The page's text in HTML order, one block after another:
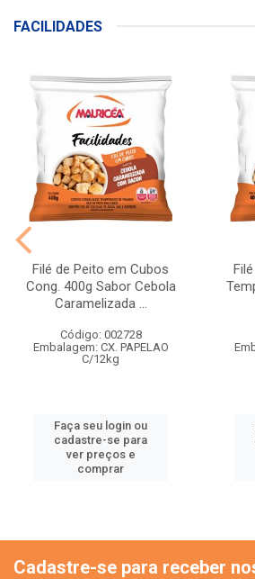
FACILIDADES
Filé de Peito em Cubos
Cong. 400g Sabor Cebola
Caramelizada ...
Código: 002728
Embalagem: CX. PAPELAO
C/12kg
Faça seu login ou
cadastre-se para
ver preços e
comprar
Cadastre-se para receber